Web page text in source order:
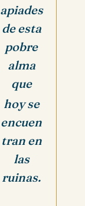
apiades
de esta
pobre
alma
que
hoy se
encuen
tran en
las
ruinas.